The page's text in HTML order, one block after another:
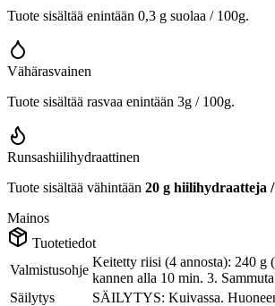
Tuote sisältää enintään 0,3 g suolaa / 100g.
Vähärasvainen
Tuote sisältää rasvaa enintään 3g / 100g.
Runsashiilihydraattinen
Tuote sisältää vähintään 20 g hiilihydraatteja /
Mainos
Tuotetiedot
Valmistusohje
Keitetty riisi (4 annosta): 240 g
kannen alla 10 min. 3.
Säilytys
SÄILYTYS: Kuivassa.